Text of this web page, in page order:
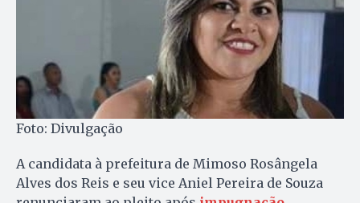
Foto: Divulgação
A candidata à prefeitura de Mimoso Rosângela
Alves dos Reis e seu vice Aniel Pereira de Souza